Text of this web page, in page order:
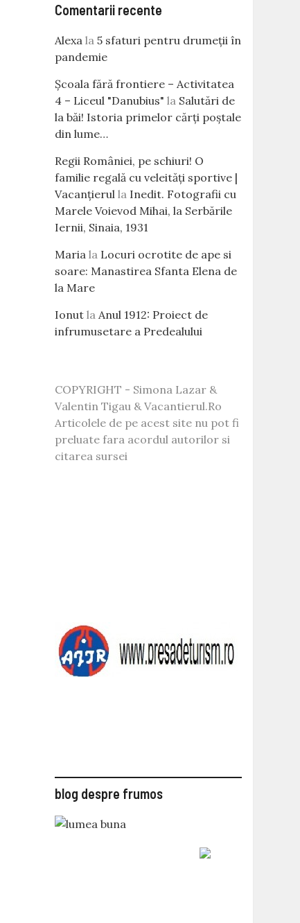
Comentarii recente
Alexa la 5 sfaturi pentru drumeții în
pandemie
Școala fără frontiere – Activitatea
4 – Liceul "Danubius" la Salutări de
la băi! Istoria primelor cărţi poştale
din lume…
Regii României, pe schiuri! O
familie regală cu veleităţi sportive |
Vacanțierul la Inedit. Fotografii cu
Marele Voievod Mihai, la Serbările
Iernii, Sinaia, 1931
Maria la Locuri ocrotite de ape si
soare: Manastirea Sfanta Elena de
la Mare
Ionutla Anul 1912: Proiect de
infrumusetare a Predealului
COPYRIGHT - Simona Lazar &
Valentin Tigau & Vacantierul.Ro
Articolele de pe acest site nu pot fi
preluate fara acordul autorilor si
citarea sursei
blog despre frumos